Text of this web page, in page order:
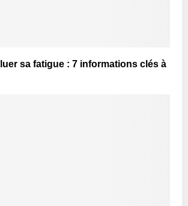
sa fatigue : 7 informations clés à